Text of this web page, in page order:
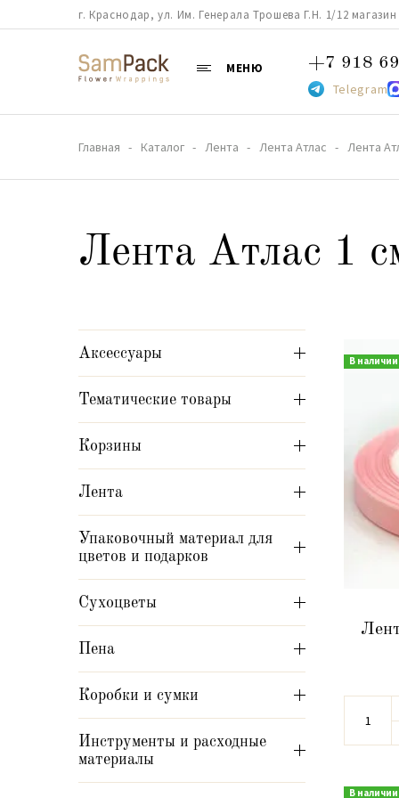
г. Краснодар, ул. Им. Генерала Трошева Г.Н. 1/12
МЕНЮ +7 918
Telegram
Главная Каталог Лента Лента Атлас Лента
Лента Атлас 1
Аксессуары
Тематические товары
Корзины
Лента
Упаковочный материал для
цветов и подарков
Сухоцветы
Пена
Коробки и сумки
Инструменты и расходные
материалы
В наличии
В наличии